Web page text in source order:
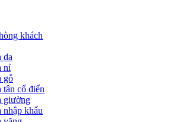
khách
da
nỉ
gỗ
tân cổ điển
giường
nhập khẩu